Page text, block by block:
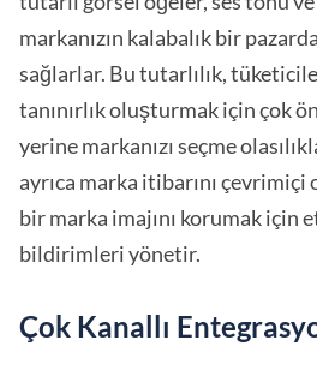
markanızın kalabalık bir pazarda
sağlarlar. Bu tutarlılık,
tanınırlık oluşturmak için çok
yerine markanızı seçme
ayrıca marka itibarını
bir marka imajını korumak için
bildirimleri yönetir.
Çok Kanallı